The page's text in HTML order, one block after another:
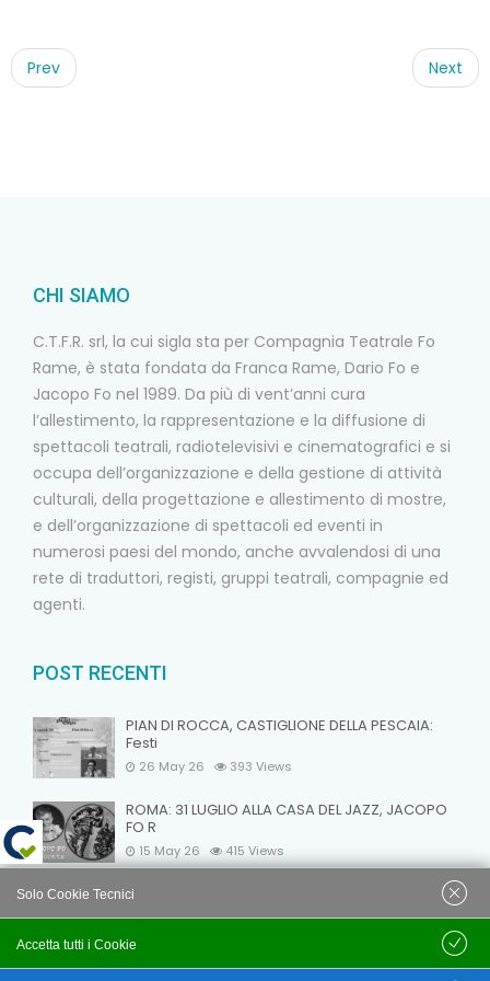
Post
navigation
Prev Next
CHI SIAMO
C.T.F.R. srl, la cui sigla sta per Compagnia Teatrale Fo
Rame, è stata fondata da Franca Rame, Dario Fo e
Jacopo Fo nel 1989. Da più di vent’anni cura
l’allestimento, la rappresentazione e la diffusione di
spettacoli teatrali, radiotelevisivi e cinematografici e si
occupa dell’organizzazione e della gestione di attività
culturali, della progettazione e allestimento di mostre,
e dell’organizzazione di spettacoli ed eventi in
numerosi paesi del mondo, anche avvalendosi di una
rete di traduttori, registi, gruppi teatrali, compagnie ed
agenti.
POST RECENTI
PIAN DI ROCCA, CASTIGLIONE DELLA PESCAIA:
Festi
26 May 26 393 Views
ROMA: 31 LUGLIO ALLA CASA DEL JAZZ, JACOPO
FO R
15 May 26 415 Views
VELEIA: NOTTI A VELEIA 2026: OMAGGIO A DARIO
Accetta tutti i Cookie
Solo Cookie Tecnici
Salva